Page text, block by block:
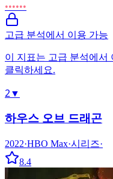
••••••
고급 분석에서 이용 가능
이 지표는 고급 분석에서
클릭하세요.
2▼
하우스 오브 드래곤
2022·HBO Max·시리즈·
8.4